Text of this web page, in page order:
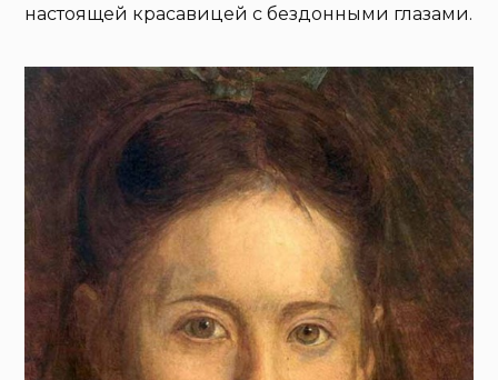
настоящей красавицей с бездонными глазами.